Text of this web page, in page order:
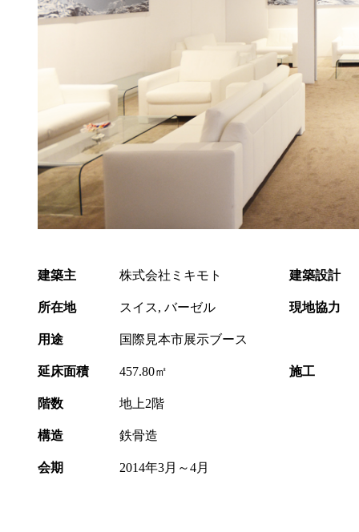
建築主 株式会社ミキモト 建築設計
所在地 スイス, バーゼル 現地協力
用途 国際見本市展示ブース
延床面積 457.80㎡ 施工
階数 地上2階
構造 鉄骨造
会期 2014年3月～4月